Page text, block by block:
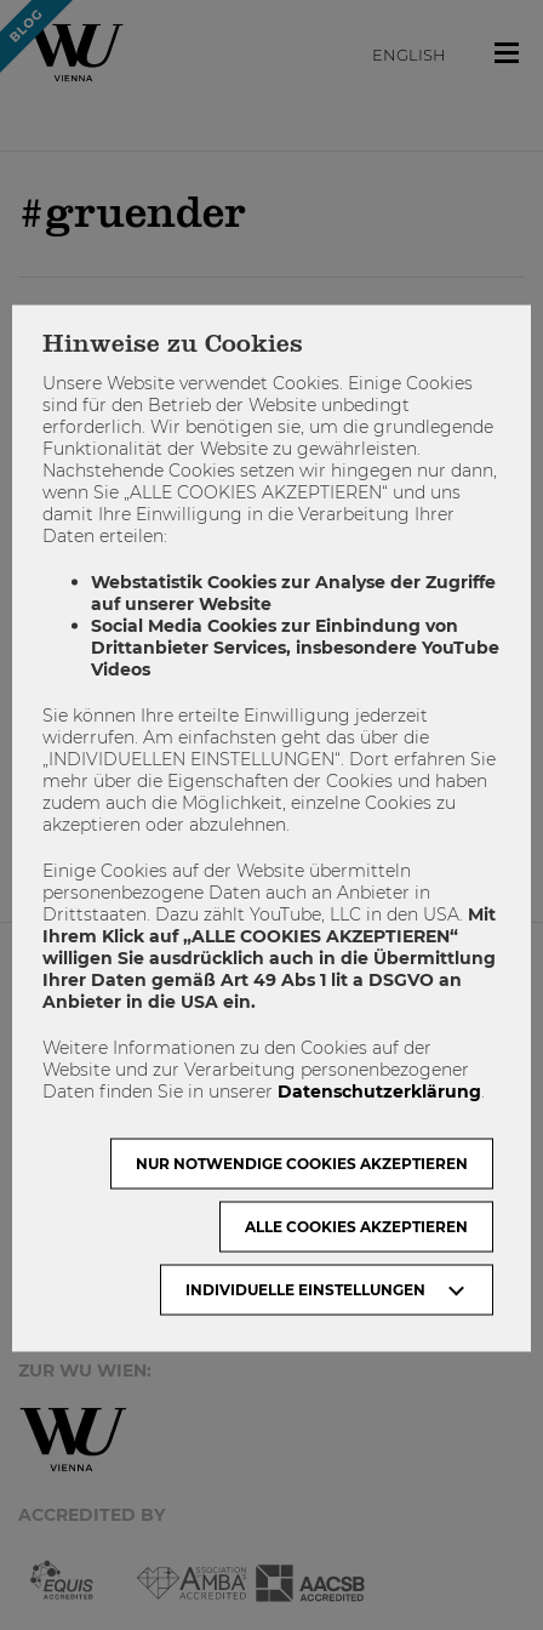
ENGLISH
#gruender
Vom Heurigen-Besuch zum Top Start
Up
Gründer Innovation
2 0
NETIQUETTE
MACH MIT!
DATENSCHUTZ
ZUR WU WIEN:
ACCREDITED BY
Hinweise zu Cookies
Unsere Website verwendet Cookies. Einige Cookies
sind für den Betrieb der Website unbedingt
erforderlich. Wir benötigen sie, um die grundlegende
Funktionalität der Website zu gewährleisten.
Nachstehende Cookies setzen wir hingegen nur dann,
wenn Sie „ALLE COOKIES AKZEPTIEREN“ und uns
damit Ihre Einwilligung in die Verarbeitung Ihrer
Daten erteilen:
Webstatistik Cookies zur Analyse der Zugriffe
auf unserer Website
Social Media Cookies zur Einbindung von
Drittanbieter Services, insbesondere YouTube
Videos
Sie können Ihre erteilte Einwilligung jederzeit
widerrufen. Am einfachsten geht das über die
„INDIVIDUELLEN EINSTELLUNGEN“. Dort erfahren Sie
mehr über die Eigenschaften der Cookies und haben
zudem auch die Möglichkeit, einzelne Cookies zu
akzeptieren oder abzulehnen.
Einige Cookies auf der Website übermitteln
personenbezogene Daten auch an Anbieter in
Drittstaaten. Dazu zählt YouTube, LLC in den USA. Mit
Ihrem Klick auf „ALLE COOKIES AKZEPTIEREN“
willigen Sie ausdrücklich auch in die Übermittlung
Ihrer Daten gemäß Art 49 Abs 1 lit a DSGVO an
Anbieter in die USA ein.
Weitere Informationen zu den Cookies auf der
Website und zur Verarbeitung personenbezogener
Daten finden Sie in unserer Datenschutzerklärung
INDIVIDUELLE EINSTELLUNGEN
NUR NOTWENDIGE COOKIES AKZEPTIEREN
ALLE COOKIES AKZEPTIEREN